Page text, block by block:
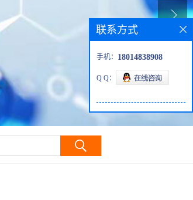
联系方式
手机： 18014838908
Q Q：